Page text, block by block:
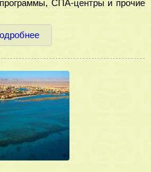
СПА-центры и прочие